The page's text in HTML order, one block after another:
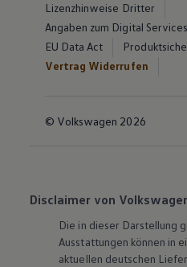
Lizenzhinweise Dritter
Angaben zum Digital
EU Data Act
Vertrag Widerrufen
© Volkswagen 2026
Disclaimer von
Die in dieser Darstellung
Ausstattungen können in
aktuellen deutschen